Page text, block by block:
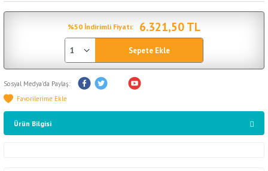
%50 İndirimli Fiyatı: 6.321,50 TL
Sepete Ekle
Sosyal Medya'da Paylaş:
Ürün Bilgisi